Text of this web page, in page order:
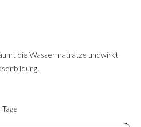
die Wassermatratze undwirkt